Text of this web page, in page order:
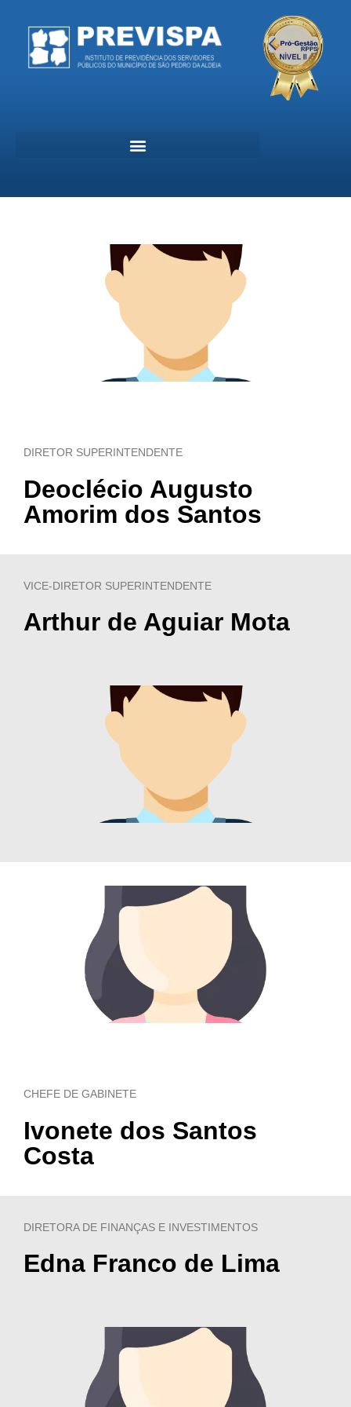
DIRETOR SUPERINTENDENTE
Deoclécio Augusto
Amorim dos Santos
VICE-DIRETOR SUPERINTENDENTE
Arthur de Aguiar Mota
CHEFE DE GABINETE
Ivonete dos Santos
Costa
DIRETORA DE FINANÇAS E INVESTIMENTOS
Edna Franco de Lima